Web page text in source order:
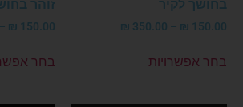
בחושך לקיר
150.00
₪
–
350.00
₪
בחר אפשרויות
זוהר
150.00
₪
–
בחר